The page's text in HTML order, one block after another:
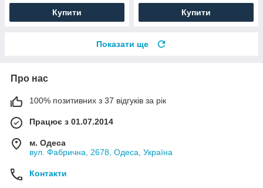
Купити Купити
Показати ще
Про нас
100% позитивних з 37 відгуків за рік
Працює з 01.07.2014
м. Одеса
вул. Фабрична, 2678, Одеса, Україна
Контакти